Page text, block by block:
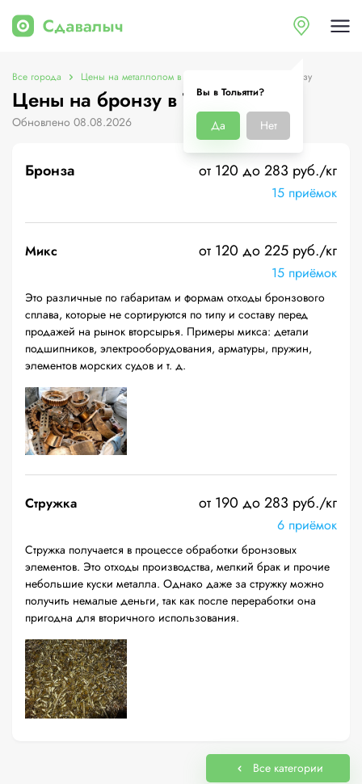
Вы в Тольятти?
Да Нет
Все города Цены на металлолом в Тольятти Цены на бронзу
Цены на бронзу в Тольятти
Обновлено 08.08.2026
Бронза от 120 до 283 руб./кг
15 приёмок
Микс от 120 до 225 руб./кг
15 приёмок
Это различные по габаритам и формам отходы бронзового
сплава, которые не сортируются по типу и составу перед
продажей на рынок вторсырья. Примеры микса: детали
подшипников, электрооборудования, арматуры, пружин,
элементов морских судов и т. д.
Стружка от 190 до 283 руб./кг
6 приёмок
Стружка получается в процессе обработки бронзовых
элементов. Это отходы производства, мелкий брак и прочие
небольшие куски металла. Однако даже за стружку можно
получить немалые деньги, так как после переработки она
пригодна для вторичного использования.
Все категории